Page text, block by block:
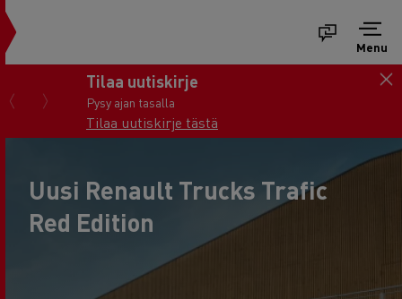
Menu
Tilaa uutiskirje
Pysy ajan tasalla
Tilaa uutiskirje tästä
Uusi Renault Trucks Trafic
Red Edition